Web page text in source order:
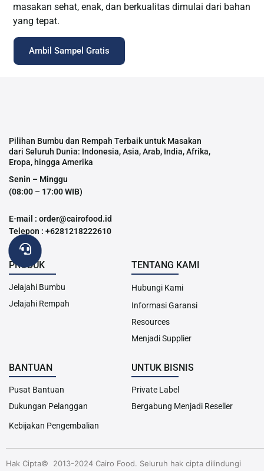
masakan sehat, enak, dan berkualitas dimulai dari bahan
yang tepat.
Ambil Sampel Gratis
Pilihan Bumbu dan Rempah Terbaik untuk Masakan
dari Seluruh Dunia: Indonesia, Asia, Arab, India, Afrika,
Eropa, hingga Amerika
Senin – Minggu
(08:00 – 17:00 WIB)
E-mail : order@cairofood.id
Telepon : +6281218222610
PRODUK
Jelajahi Bumbu
Jelajahi Rempah
TENTANG KAMI
Hubungi Kami
Informasi Garansi
Resources
Menjadi Supplier
BANTUAN
Pusat Bantuan
Dukungan Pelanggan
Kebijakan Pengembalian
UNTUK BISNIS
Private Label
Bergabung Menjadi Reseller
Hak Cipta© 2013-2024 Cairo Food. Seluruh hak cipta dilindungi